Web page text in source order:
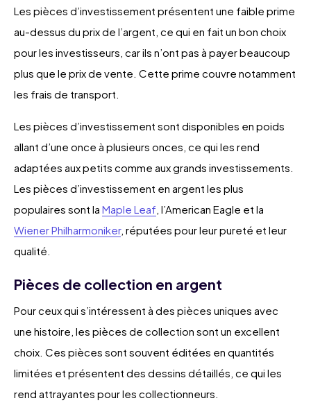
Les pièces d’investissement présentent une faible prime
au-dessus du prix de l’argent, ce qui en fait un bon choix
pour les investisseurs, car ils n’ont pas à payer beaucoup
plus que le prix de vente. Cette prime couvre notamment
les frais de transport.
Les pièces d’investissement sont disponibles en poids
allant d’une once à plusieurs onces, ce qui les rend
adaptées aux petits comme aux grands investissements.
Les pièces d’investissement en argent les plus
populaires sont la Maple Leaf, l’American Eagle et la
Wiener Philharmoniker, réputées pour leur pureté et leur
qualité.
Pièces de collection en argent
Pour ceux qui s’intéressent à des pièces uniques avec
une histoire, les pièces de collection sont un excellent
choix. Ces pièces sont souvent éditées en quantités
limitées et présentent des dessins détaillés, ce qui les
rend attrayantes pour les collectionneurs.